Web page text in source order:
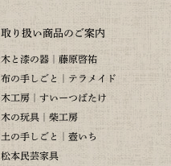
取り扱い商品のご案内
木と漆の器｜藤原啓祐
布の手しごと｜テラメイド
木工房｜すいーつばたけ
木の玩具｜柴工房
土の手しごと｜壺いち
松本民芸家具